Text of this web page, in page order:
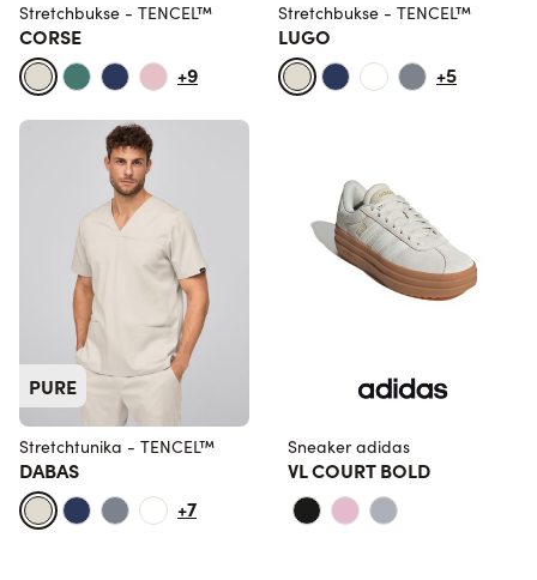
Stretchbukse - TENCEL™
CORSE
+9
Stretchbukse - TENCEL™
LUGO
+5
PURE
Stretchtunika - TENCEL™
DABAS
+7
Sneaker adidas
VL COURT BOLD